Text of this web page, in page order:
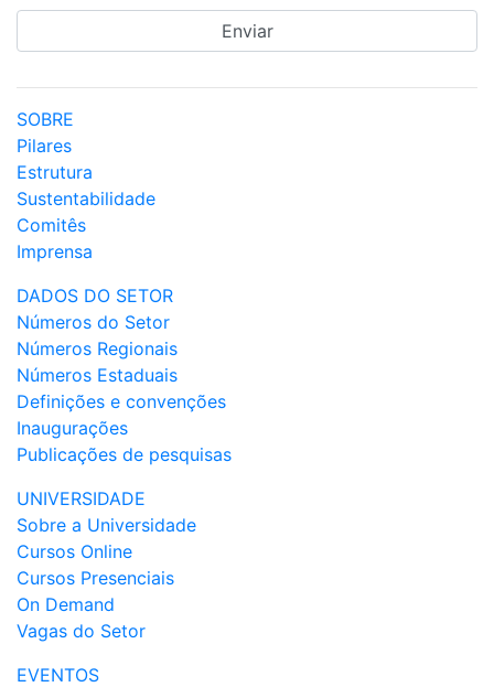
SOBRE
Pilares
Estrutura
Sustentabilidade
Comitês
Imprensa
DADOS DO SETOR
Números do Setor
Números Regionais
Números Estaduais
Definições e convenções
Inaugurações
Publicações de pesquisas
UNIVERSIDADE
Sobre a Universidade
Cursos Online
Cursos Presenciais
On Demand
Vagas do Setor
EVENTOS